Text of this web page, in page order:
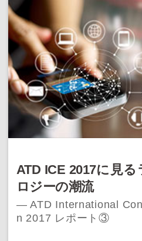
ATD ICE 2017に見
ロジーの潮流
― ATD International
n 2017 レポート③